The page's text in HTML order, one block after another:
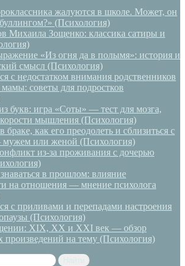
жалуются в школе. Может, он
(Психология)
Михаила Зощенко: классика сатиры и
«Из огня да в полымя»: история и
смысл (Психология)
с недостатком внимания родственников
советы для подростков
букв: игра «Соты» — тест для мозга,
мышления (Психология)
браке, как его преодолеть и сблизиться с
или женой (Психология)
из-за проживания с дочерью
в прошлом: влияние
на отношения — мнение психолога
с приливами и перепадами настроения
(Психология)
XIX, XX и XXI век — обзор
произведений на тему (Психология)